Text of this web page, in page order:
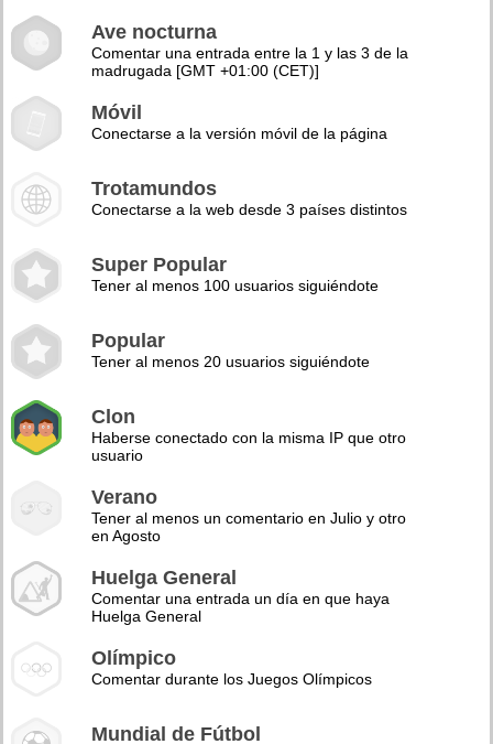
Ave nocturna
Comentar una entrada entre la 1 y las 3 de la
madrugada [GMT +01:00 (CET)]
Móvil
Conectarse a la versión móvil de la página
Trotamundos
Conectarse a la web desde 3 países distintos
Super Popular
Tener al menos 100 usuarios siguiéndote
Popular
Tener al menos 20 usuarios siguiéndote
Clon
Haberse conectado con la misma IP que otro
usuario
Verano
Tener al menos un comentario en Julio y otro
en Agosto
Huelga General
Comentar una entrada un día en que haya
Huelga General
Olímpico
Comentar durante los Juegos Olímpicos
Mundial de Fútbol